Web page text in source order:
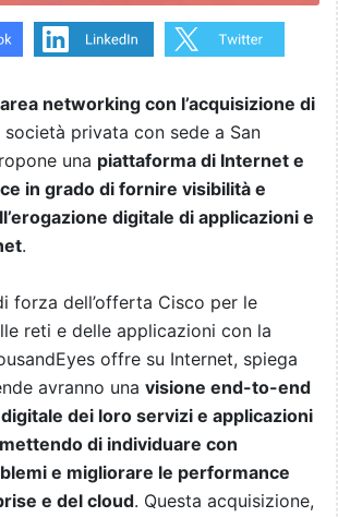
networking con l’acquisizione di
società privata con sede a San
una piattaforma di Internet e
in grado di fornire visibilità e
digitale di applicazioni e
.
forza dell’offerta Cisco per le
reti e delle applicazioni con la
offre su Internet, spiega
avranno una visione end-to-end
dei loro servizi e applicazioni
di individuare con
e migliorare le performance
e del cloud. Questa acquisizione,